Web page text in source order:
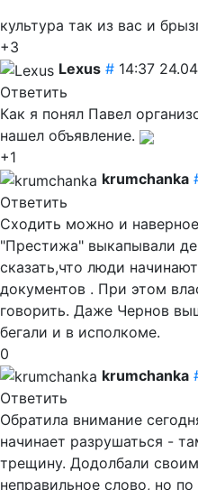
культура так из вас и
+3
Lexus # 14:37
Ответить
Как я понял Павел
нашел объявление.
+1
krumchanka
Ответить
Сходить можно и
"Престижа" выкапывали
сказать,что люди
документов . При этом
говорить. Даже Чернов
бегали и в исполкоме.
0
krumchanka
Ответить
Обратила внимание
начинает разрушаться -
трещину. Додолбали
неправильное слово, но